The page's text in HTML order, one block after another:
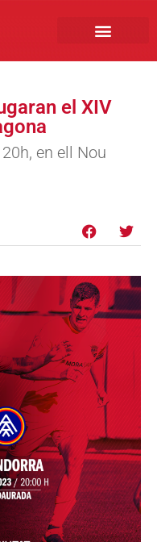
el XIV
en ell Nou